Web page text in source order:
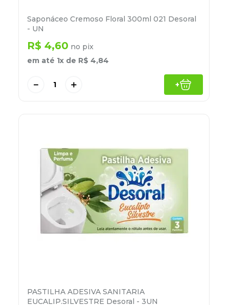
Saponáceo Cremoso Floral 300ml 021 Desoral
- UN
R$ 4,60 no pix
em até 1x de R$ 4,84
＋
－ +
PASTILHA ADESIVA SANITARIA
EUCALIP.SILVESTRE Desoral - 3UN